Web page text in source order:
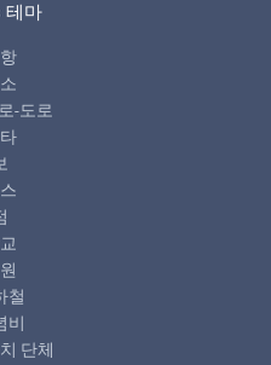
테마
-도로
철
비
단체